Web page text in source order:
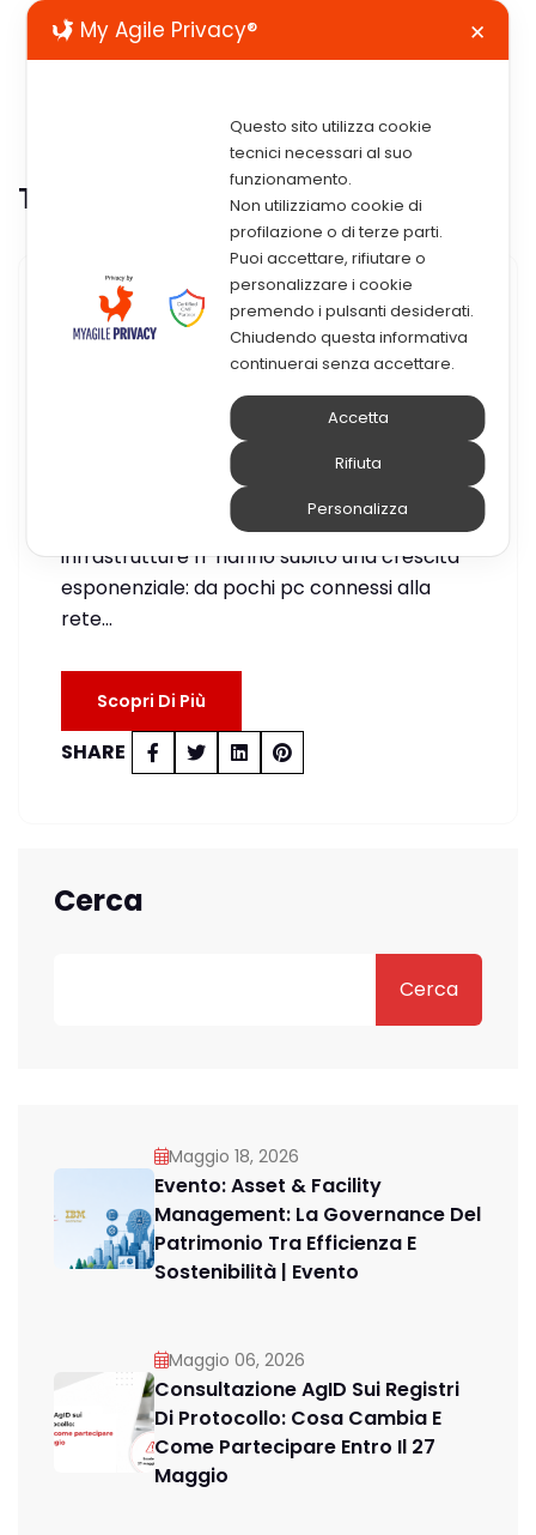
Tag:
15 Giugno 2020
Webinar – ManageEngine:
Soluzioni Per La Gestione
Unificata Degli Endpoint
ManageEngine: soluzioni per la gestione
unificata degli endpoint Negli ultimi anni le
infrastrutture IT hanno subito una crescita
esponenziale: da pochi pc connessi alla
rete…
Scopri Di Più
SHARE
Cerca
Cerca
Maggio 18, 2026
Evento: Asset & Facility
Management: La Governance Del
Patrimonio Tra Efficienza E
Sostenibilità | Evento
Maggio 06, 2026
Consultazione AgID Sui Registri
Di Protocollo: Cosa Cambia E
Come Partecipare Entro Il 27
Maggio
My Agile Privacy® ✕
Questo sito utilizza cookie
tecnici necessari al suo
funzionamento.
Non utilizziamo cookie di
profilazione o di terze parti.
Puoi accettare, rifiutare o
personalizzare i cookie
premendo i pulsanti desiderati.
Chiudendo questa informativa
continuerai senza accettare.
Accetta
Rifiuta
Personalizza